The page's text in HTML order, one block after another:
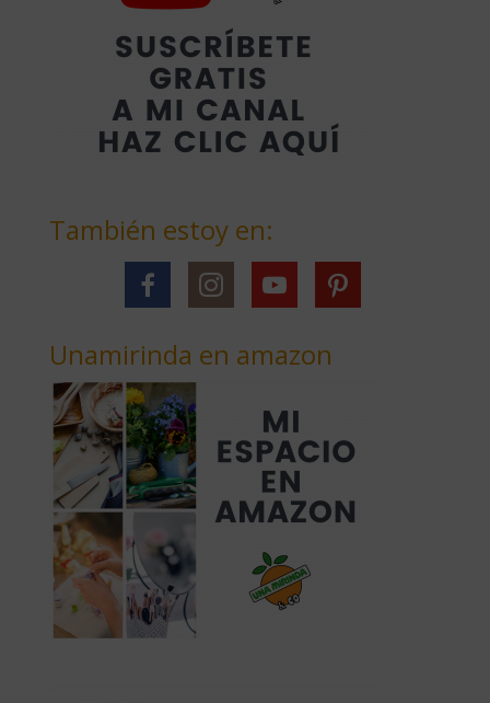
También estoy en:
Unamirinda en amazon